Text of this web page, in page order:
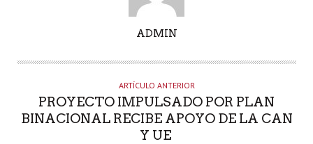
T
ADMIN
ARTÍCULO ANTERIOR
PROYECTO IMPULSADO POR PLAN
BINACIONAL RECIBE APOYO DE LA CAN
Y UE